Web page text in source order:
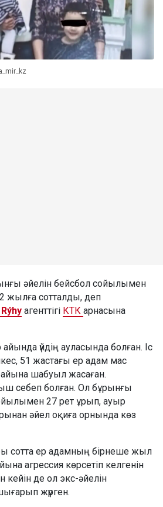
әйелін бейсбол сойылымен
жылға сотталды, деп
агенттігі КТК арнасына
үйдің ауласында болған. Іс
51 жастағы ер адам мас
шабуыл жасаған.
себеп болған. Ол бұрынғы
27 рет ұрып, ауыр
әйел оқиға орнында көз
сотта ер адамның бірнеше жыл
агрессия көрсетіп келгенін
де ол экс-әйелін
жүрген.